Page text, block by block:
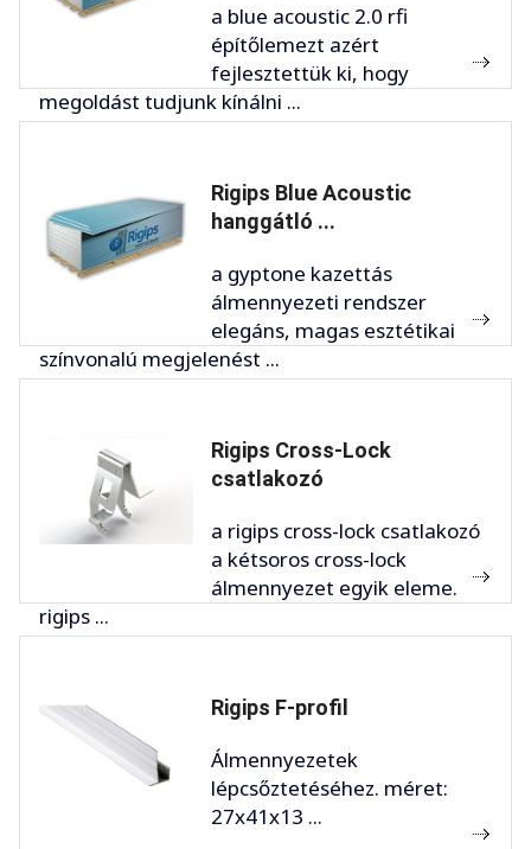
a blue acoustic 2.0 rfi
építőlemezt azért
fejlesztettük ki, hogy
megoldást tudjunk kínálni ...
Rigips Blue Acoustic
hanggátló ...
a gyptone kazettás
álmennyezeti rendszer
elegáns, magas esztétikai
színvonalú megjelenést ...
Rigips Cross-Lock
csatlakozó
a rigips cross-lock csatlakozó
a kétsoros cross-lock
álmennyezet egyik eleme.
rigips ...
Rigips F-profil
Álmennyezetek
lépcsőztetéséhez. méret:
27x41x13 ...